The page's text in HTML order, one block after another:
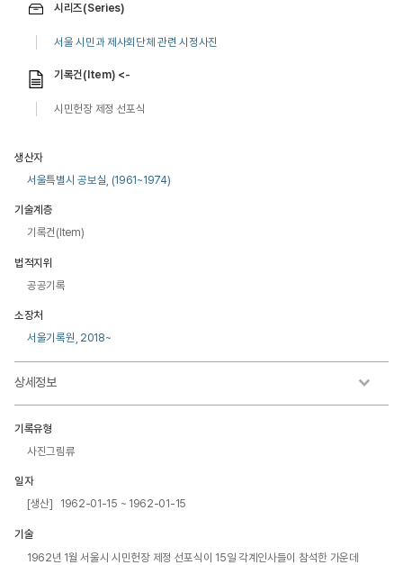
시리즈(Series)
서울 시민과 제사회단체 관련 시정사진
기록건(Item) <-
시민헌장 제정 선포식
생산자
서울특별시 공보실, (1961~1974)
기술계층
기록건(Item)
법적지위
공공기록
소장처
서울기록원, 2018~
상세정보
기록유형
사진그림류
일자
[생산] 1962-01-15 ~ 1962-01-15
기술
1962년 1월 서울시 시민헌장 제정 선포식이 15일 각계인사들이 참석한 가운데